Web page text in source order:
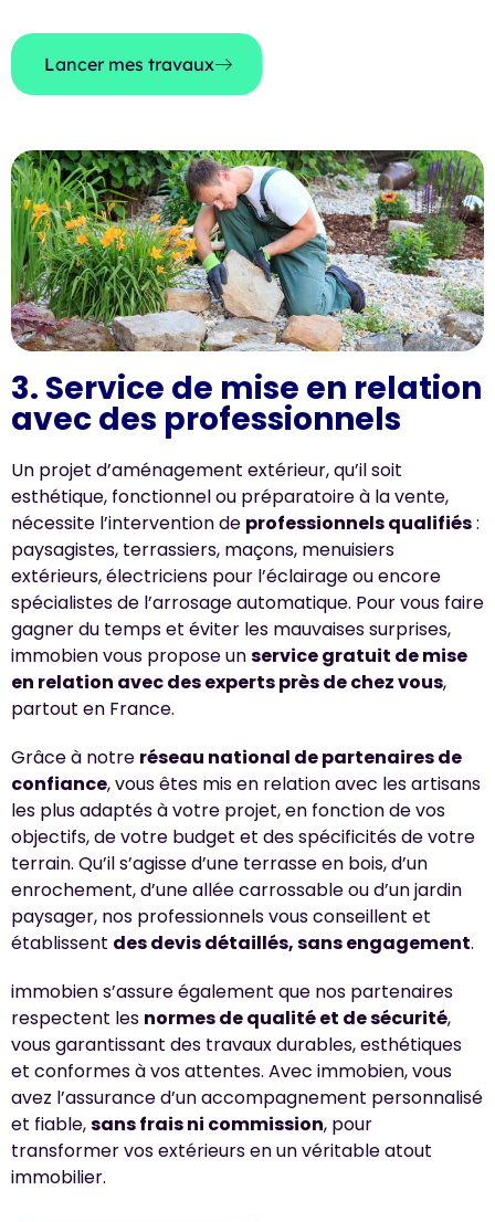
Lancer mes travaux
3. Service de mise en relation
avec des professionnels
Un projet d’aménagement extérieur, qu’il soit
esthétique, fonctionnel ou préparatoire à la vente,
nécessite l’intervention de professionnels qualifiés:
paysagistes, terrassiers, maçons, menuisiers
extérieurs, électriciens pour l’éclairage ou encore
spécialistes de l’arrosage automatique. Pour vous faire
gagner du temps et éviter les mauvaises surprises,
immobien vous propose unservice gratuit de mise
en relation avec des experts près de chez vous,
partout en France.
Grâce à notre réseau national de partenaires de
confiance, vous êtes mis en relation avec les artisans
les plus adaptés à votre projet, en fonction de vos
objectifs, de votre budget et des spécificités de votre
terrain. Qu’il s’agisse d’une terrasse en bois, d’un
enrochement, d’une allée carrossable ou d’un jardin
paysager, nos professionnels vous conseillent et
établissent des devis détaillés, sans engagement.
immobien s’assure également que nos partenaires
respectent les normes de qualité et de sécurité,
vous garantissant des travaux durables, esthétiques
et conformes à vos attentes. Avec immobien, vous
avez l’assurance d’un accompagnement personnalisé
et fiable,sans frais ni commission, pour
transformer vos extérieurs en un véritable atout
immobilier.